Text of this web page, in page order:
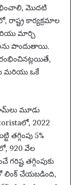
మొదటి
కార్యక్రమాల
మార్చి
పొందుతాయి.
మరియు ఒకే
మూడు
2022
5%
920 వేల
తగ్గింపుకు
లింక్ చేయబడింది,